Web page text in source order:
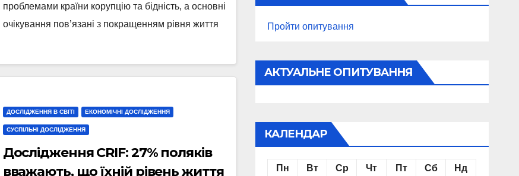
проблемами країни корупцію та бідність, а основні
очікування пов’язані з покращенням рівня життя
ДОСЛІДЖЕННЯ В СВІТІ ЕКОНОМІЧНІ ДОСЛІДЖЕННЯ
СУСПІЛЬНІ ДОСЛІДЖЕННЯ
Дослідження CRIF: 27% поляків
вважають, що їхній рівень життя
Пройти опитування
АКТУАЛЬНЕ ОПИТУВАННЯ
КАЛЕНДАР
Пн Вт Ср Чт Пт Сб Нд